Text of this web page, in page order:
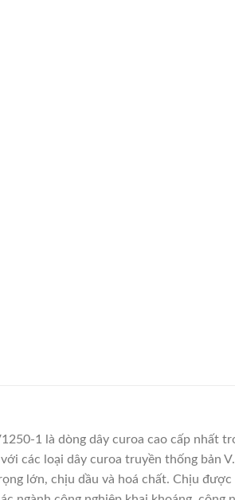
1 là dòng dây curoa cao cấp nhất
các loại dây curoa truyền thống bản
lớn, chịu dầu và hoá chất. Chịu